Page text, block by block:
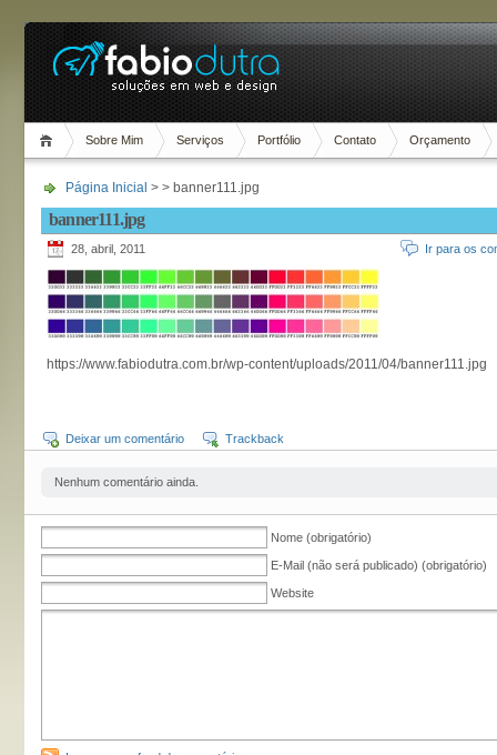
Sobre Mim Serviços Portfólio Contato Orçamento
Página Inicial > > banner111.jpg
banner111.jpg
28, abril, 2011 Ir para os
https://www.fabiodutra.com.br/wp-content/uploads/2011/04/banner111.jpg
Deixar um comentário Trackback
Nenhum comentário ainda.
Nome (obrigatório)
E-Mail (não será publicado) (obrigatório)
Website